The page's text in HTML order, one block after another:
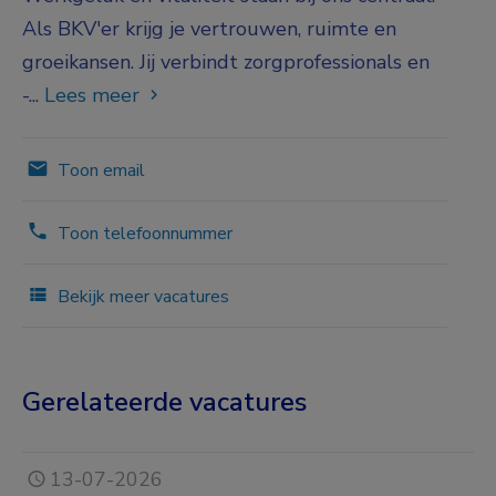
Als BKV'er krijg je vertrouwen, ruimte en
groeikansen. Jij verbindt zorgprofessionals en
-... Lees meer
Toon email
Toon telefoonnummer
Bekijk meer vacatures
Gerelateerde vacatures
13-07-2026